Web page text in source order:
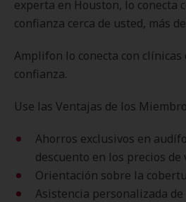
experta en Houston, lo conecta
confianza cerca de usted, más
Amplifon lo conecta con clínicas
confianza.
Use las Ventajas de los
Ahorros exclusivos en
descuento en los precios
Orientación sobre la
Asistencia personalizada